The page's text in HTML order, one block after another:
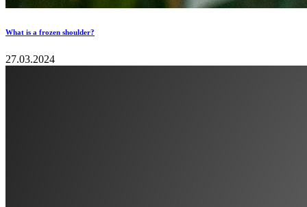
What is a frozen shoulder?
27.03.2024